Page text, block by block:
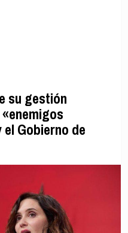
su gestión
Gobierno de